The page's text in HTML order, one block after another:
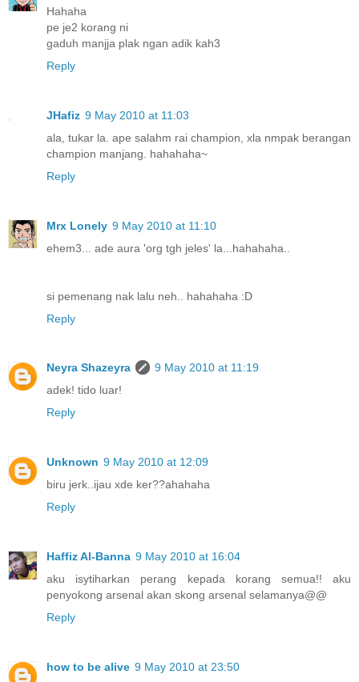
Hahaha
pe je2 korang ni
gaduh manjja plak ngan adik kah3
Reply
JHafiz 9 May 2010 at 11:03
ala, tukar la. ape salahm rai champion, xla nmpak berangan
champion manjang. hahahaha~
Reply
Mrx Lonely 9 May 2010 at 11:10
ehem3... ade aura 'org tgh jeles' la...hahahaha..
si pemenang nak lalu neh.. hahahaha :D
Reply
Neyra Shazeyra
9 May 2010 at 11:19
adek! tido luar!
Reply
Unknown 9 May 2010 at 12:09
biru jerk..ijau xde ker??ahahaha
Reply
Haffiz Al-Banna 9 May 2010 at 16:04
aku isytiharkan perang kepada korang semua!! aku
penyokong arsenal akan skong arsenal selamanya@@
Reply
how to be alive 9 May 2010 at 23:50